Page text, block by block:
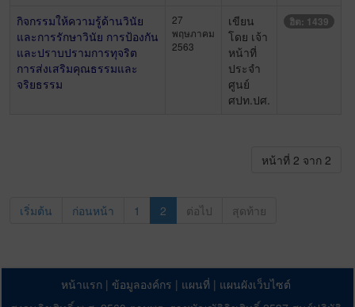
กิจกรรมให้ความรู้ด้านวินัย
และการรักษาวินัย การป้องกัน
และปราบปรามการทุจริต
การส่งเสริมคุณธรรมและ
จริยธรรม
27
พฤษภาคม
2563
เขียน
โดย เจ้า
หน้าที่
ประจำ
ศูนย์
ศปท.ปศ.
ฮิต: 1439
หน้าที่ 2 จาก 2
เริ่มต้น ก่อนหน้า 1 2 ต่อไป สุดท้าย
หน้าแรก| ข้อมูลองค์กร | แผนที่ | แผนผังเว็บไซต์